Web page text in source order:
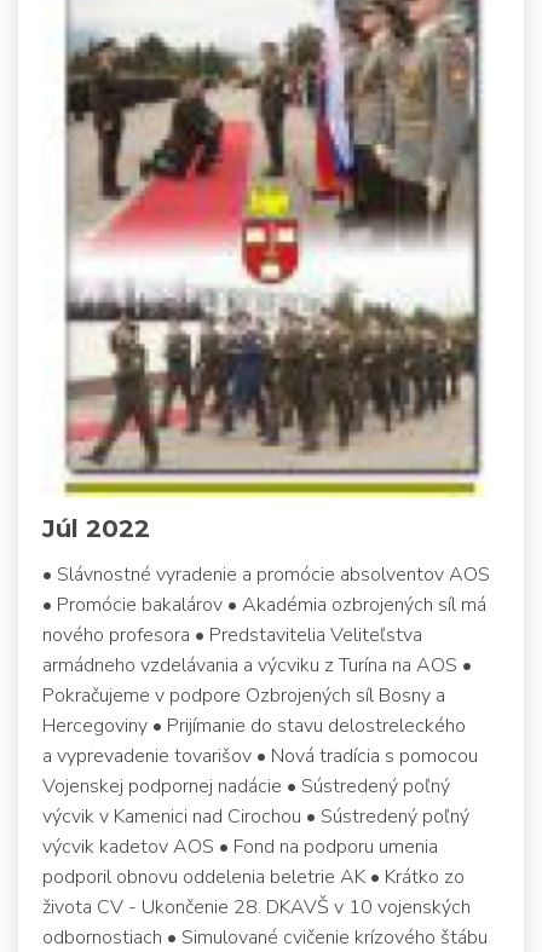
Júl 2022
• Slávnostné vyradenie a promócie absolventov AOS
• Promócie bakalárov • Akadémia ozbrojených síl má
nového profesora • Predstavitelia Veliteľstva
armádneho vzdelávania a výcviku z Turína na AOS •
Pokračujeme v podpore Ozbrojených síl Bosny a
Hercegoviny • Prijímanie do stavu delostreleckého
a vyprevadenie tovarišov • Nová tradícia s pomocou
Vojenskej podpornej nadácie • Sústredený poľný
výcvik v Kamenici nad Cirochou • Sústredený poľný
výcvik kadetov AOS • Fond na podporu umenia
podporil obnovu oddelenia beletrie AK • Krátko zo
života CV - Ukončenie 28. DKAVŠ v 10 vojenských
odbornostiach • Simulované cvičenie krízového štábu